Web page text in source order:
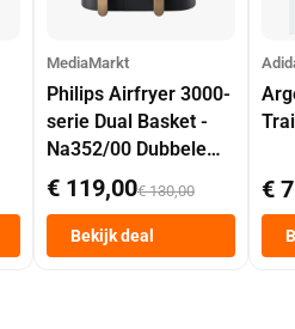
MediaMarkt
Philips Airfryer 3000-
serie Dual Basket -
Na352/00 Dubbele
Mand 9 L Tot 6
Personen
Heteluchtfriteuse
Zwart
€ 119,00€ 130,00
Bekijk deal
€